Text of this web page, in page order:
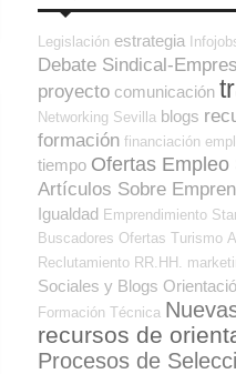
Legislación estrategia
Debate Sindical-
proyecto comunicación
Networking Sevilla blogs
formación financiación
tiempo Ofertas
Artículos Sobre
Igualdad Emprendimiento
Buscadores Ofertas Turismo
Reclutamiento RR.HH.
Sociales y Blogs
Formación Técnica
recursos de
Procesos de